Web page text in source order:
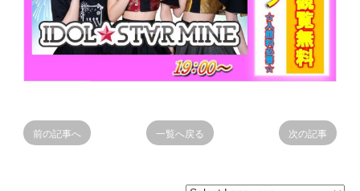
次の記事
一覧へ戻る
前の記事へ